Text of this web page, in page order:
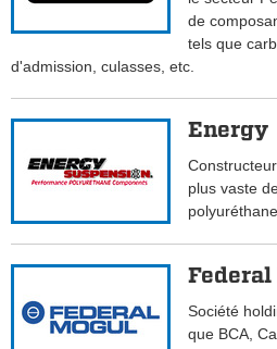
de
tels que
d'admission, culasses, etc.
Energy
plus vaste
polyuréthane.
Société
que BCA,